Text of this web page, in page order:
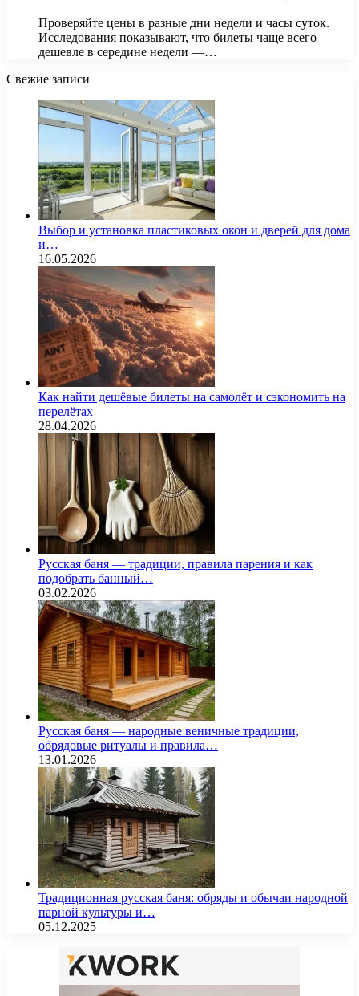
Проверяйте цены в разные дни недели и часы суток.
Исследования показывают, что билеты чаще всего
дешевле в середине недели —…
Свежие записи
Выбор и установка пластиковых окон и дверей для дома
и…
16.05.2026
Как найти дешёвые билеты на самолёт и сэкономить на
перелётах
28.04.2026
Русская баня — традиции, правила парения и как
подобрать банный…
03.02.2026
Русская баня — народные веничные традиции,
обрядовые ритуалы и правила…
13.01.2026
Традиционная русская баня: обряды и обычаи народной
парной культуры и…
05.12.2025